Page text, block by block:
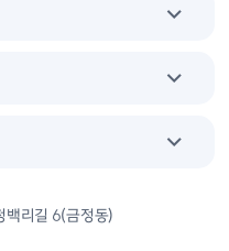
백리길 6(금정동)